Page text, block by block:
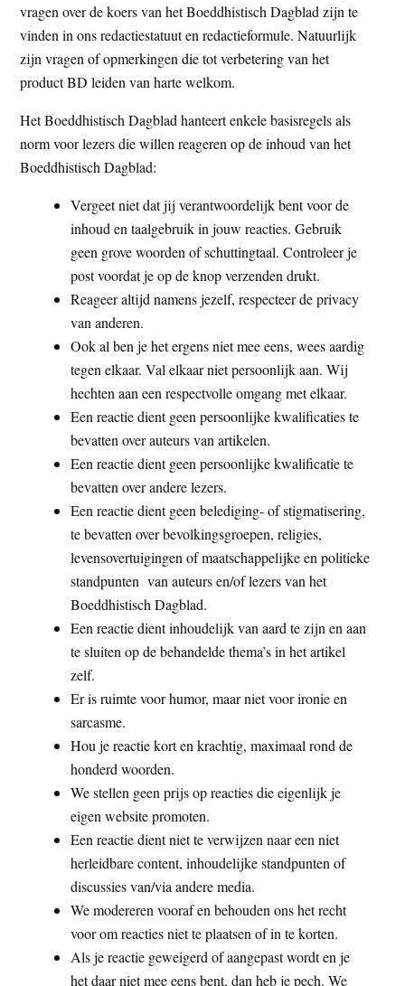
vragen over de koers van het Boeddhistisch Dagblad zijn te
vinden in ons redactiestatuut en redactieformule. Natuurlijk
zijn vragen of opmerkingen die tot verbetering van het
product BD leiden van harte welkom.
Het Boeddhistisch Dagblad hanteert enkele basisregels als
norm voor lezers die willen reageren op de inhoud van het
Boeddhistisch Dagblad:
Vergeet niet dat jij verantwoordelijk bent voor de
inhoud en taalgebruik in jouw reacties. Gebruik
geen grove woorden of schuttingtaal. Controleer je
post voordat je op de knop verzenden drukt.
Reageer altijd namens jezelf, respecteer de privacy
van anderen.
Ook al ben je het ergens niet mee eens, wees aardig
tegen elkaar. Val elkaar niet persoonlijk aan. Wij
hechten aan een respectvolle omgang met elkaar.
Een reactie dient geen persoonlijke kwalificaties te
bevatten over auteurs van artikelen.
Een reactie dient geen persoonlijke kwalificatie te
bevatten over andere lezers.
Een reactie dient geen belediging- of stigmatisering,
te bevatten over bevolkingsgroepen, religies,
levensovertuigingen of maatschappelijke en politieke
standpunten van auteurs en/of lezers van het
Boeddhistisch Dagblad.
Een reactie dient inhoudelijk van aard te zijn en aan
te sluiten op de behandelde thema’s in het artikel
zelf.
Er is ruimte voor humor, maar niet voor ironie en
sarcasme.
Hou je reactie kort en krachtig, maximaal rond de
honderd woorden.
We stellen geen prijs op reacties die eigenlijk je
eigen website promoten.
Een reactie dient niet te verwijzen naar een niet
herleidbare content, inhoudelijke standpunten of
discussies van/via andere media.
We modereren vooraf en behouden ons het recht
voor om reacties niet te plaatsen of in te korten.
Als je reactie geweigerd of aangepast wordt en je
het daar niet mee eens bent, dan heb je pech. We